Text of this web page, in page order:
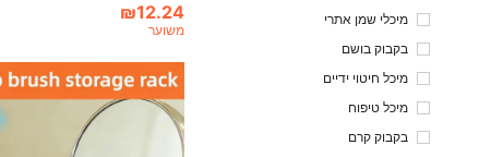
מיכלי שמן אתרי
בקבוק בושם
מיכל חיטוי ידיים
מיכל טיפוח
בקבוק קרם
₪12.24
משוער